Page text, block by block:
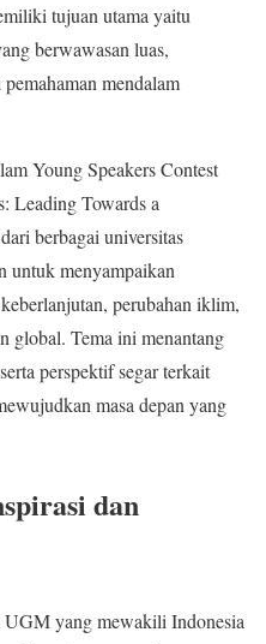
tujuan utama yaitu
berwawasan luas,
mendalam
Young Speakers Contest
Leading Towards a
berbagai universitas
untuk menyampaikan
perubahan iklim,
global. Tema ini menantang
perspektif segar terkait
masa depan yang
dan
UGM yang mewakili Indonesia